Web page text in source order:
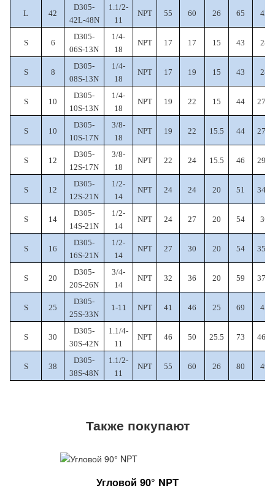
L 42
D305-
42L-48N
1.1/2-
11
NPT 55 60 26 65 42
S 6
D305-
06S-13N
1/4-
18
NPT 17 17 15 43 28
S 8
D305-
08S-13N
1/4-
18
NPT 17 19 15 43 28
S 10
D305-
10S-13N
1/4-
18
NPT 19 22 15 44 27.5
S 10
D305-
10S-17N
3/8-
18
NPT 19 22 15.5 44 27.5
S 12
D305-
12S-17N
3/8-
18
NPT 22 24 15.5 46 29.5
S 12
D305-
12S-21N
1/2-
14
NPT 24 24 20 51 34.5
S 14
D305-
14S-21N
1/2-
14
NPT 24 27 20 54 36
S 16
D305-
16S-21N
1/2-
14
NPT 27 30 20 54 35.5
S 20
D305-
20S-26N
3/4-
14
NPT 32 36 20 59 37.5
S 25
D305-
25S-33N
1-11 NPT 41 46 25 69 45
S 30
D305-
30S-42N
1.1/4-
11
NPT 46 50 25.5 73 46.5
S 38
D305-
38S-48N
1.1/2-
11
NPT 55 60 26 80 49
Также покупают
Угловой 90° NPT